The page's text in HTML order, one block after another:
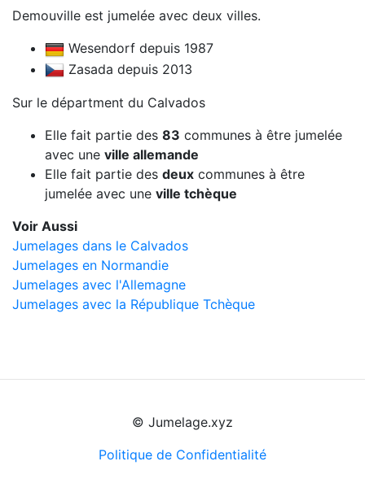
Demouville est jumelée avec deux villes.
Wesendorf depuis 1987
Zasada depuis 2013
Sur le départment du Calvados
Elle fait partie des 83 communes à être jumelée
avec une ville allemande
Elle fait partie des deux communes à être
jumelée avec une ville tchèque
Voir Aussi
Jumelages dans le Calvados
Jumelages en Normandie
Jumelages avec l'Allemagne
Jumelages avec la République Tchèque
© Jumelage.xyz
Politique de Confidentialité